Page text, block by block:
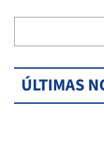
ÚLTIMAS